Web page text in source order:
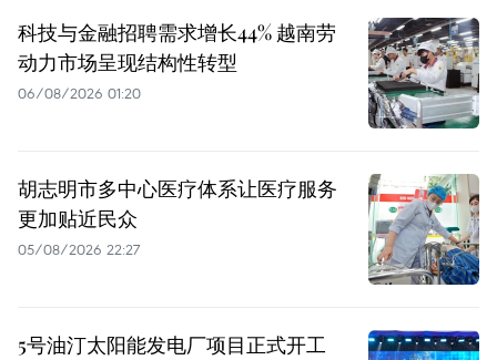
科技与金融招聘需求增长44% 越南劳
动力市场呈现结构性转型
06/08/2026 01:20
胡志明市多中心医疗体系让医疗服务
更加贴近民众
05/08/2026 22:27
5号油汀太阳能发电厂项目正式开工